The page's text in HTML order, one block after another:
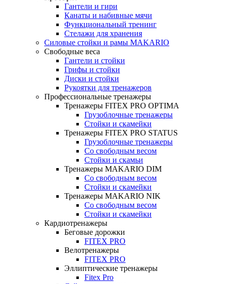
Гантели и гири
Канаты и набивные мячи
Функциональный тренинг
Стелажи для хранения
Силовые стойки и рамы MAKARIO
Свободные веса
Гантели и стойки
Грифы и стойки
Диски и стойки
Рукоятки для тренажеров
Профессиональные тренажеры
Тренажеры FITEX PRO OPTIMA
Грузоблочные тренажеры
Стойки и скамейки
Тренажеры FITEX PRO STATUS
Грузоблочные тренажеры
Со свободным весом
Стойки и скамьи
Тренажеры MAKARIO DIM
Со свободным весом
Стойки и скамейки
Тренажеры MAKARIO NIK
Со свободным весом
Стойки и скамейки
Кардиотренажеры
Беговые дорожки
FITEX PRO
Велотренажеры
FITEX PRO
Эллиптические тренажеры
Fitex Pro